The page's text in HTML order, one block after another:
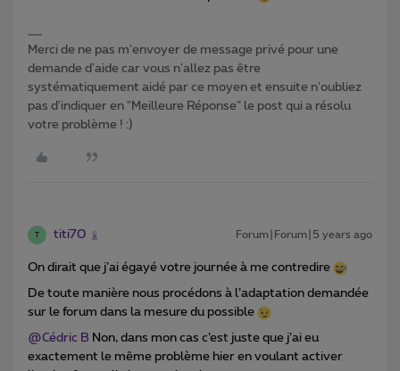
Merci de ne pas m'envoyer de message privé pour une
demande d'aide car vous n'allez pas être
systématiquement aidé par ce moyen et ensuite n'oubliez
pas d'indiquer en "Meilleure Réponse" le post qui a résolu
votre problème ! :)
T titi70 Forum|Forum|5 years ago
On dirait que j’ai égayé votre journée à me contredire
De toute manière nous procédons à l’adaptation demandée
sur le forum dans la mesure du possible
@Cédric B Non, dans mon cas c’est juste que j’ai eu
exactement le même problème hier en voulant activer